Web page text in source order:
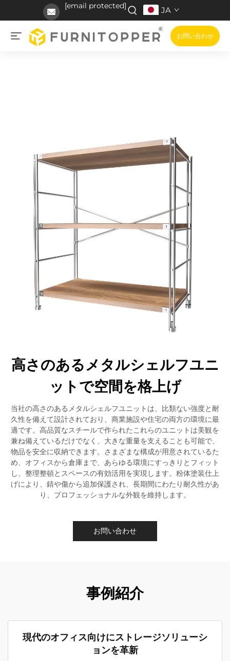
[email protected] JA
お問い合わせ
高さのあるメタルシェルフユニ
ットで空間を格上げ
当社の高さのあるメタルシェルフユニットは、比類ない強度と耐
久性を備えて設計されており、商業施設や住宅の両方の環境に最
適です。高品質なスチールで作られたこれらのユニットは美観を
兼ね備えているだけでなく、大きな重量を支えることも可能で、
物品を安全に収納できます。さまざまな構成が用意されているた
め、オフィスから倉庫まで、あらゆる環境にすっきりとフィット
し、整理整頓とスペースの有効活用を実現します。粉体塗装仕上
げにより、錆や傷から追加保護され、長期間にわたり耐久性があ
り、プロフェッショナルな外観を維持します。
お問い合わせ
事例紹介
現代のオフィス向けにストレージソリューシ
ョンを革新